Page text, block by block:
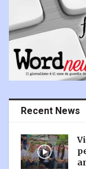
Recent News